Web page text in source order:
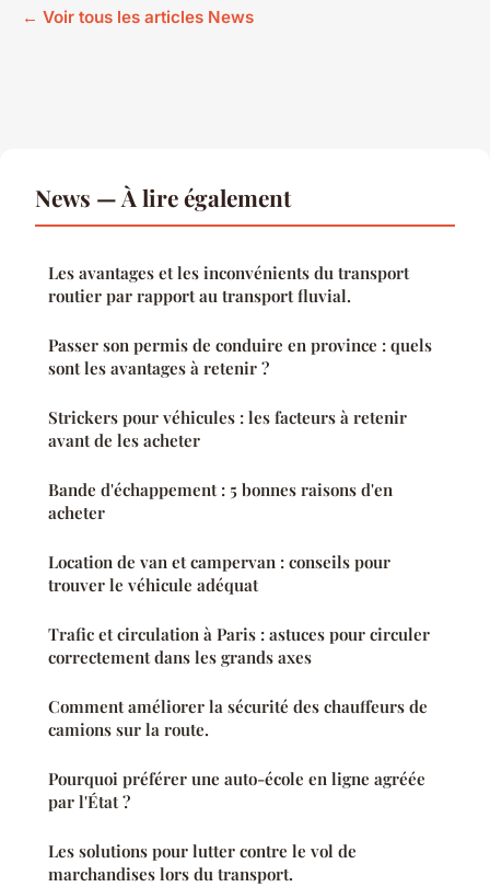
← Voir tous les articles News
News — À lire également
Les avantages et les inconvénients du transport
routier par rapport au transport fluvial.
Passer son permis de conduire en province : quels
sont les avantages à retenir ?
Strickers pour véhicules : les facteurs à retenir
avant de les acheter
Bande d'échappement : 5 bonnes raisons d'en
acheter
Location de van et campervan : conseils pour
trouver le véhicule adéquat
Trafic et circulation à Paris : astuces pour circuler
correctement dans les grands axes
Comment améliorer la sécurité des chauffeurs de
camions sur la route.
Pourquoi préférer une auto-école en ligne agréée
par l'État ?
Les solutions pour lutter contre le vol de
marchandises lors du transport.